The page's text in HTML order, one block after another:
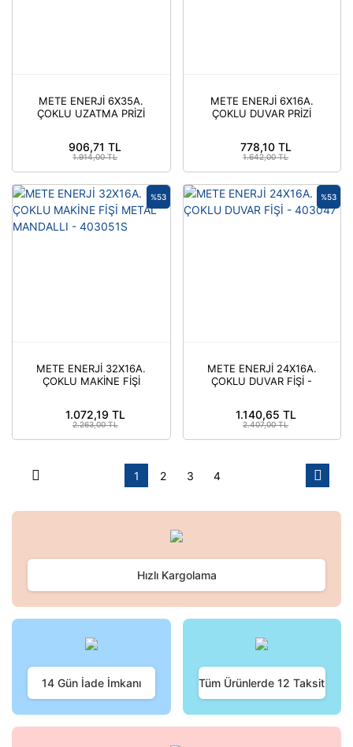
METE ENERJİ 6X35A.
ÇOKLU UZATMA PRİZİ
906,71 TL
1.914,00 TL
METE ENERJİ 6X16A.
ÇOKLU DUVAR PRİZİ
778,10 TL
1.642,00 TL
METE ENERJİ 32X16A.
ÇOKLU MAKİNE FİŞİ
%53
1.072,19 TL
2.263,00 TL
METE ENERJİ 24X16A.
ÇOKLU DUVAR FİŞİ -
%53
1.140,65 TL
2.407,00 TL
1 2 3 4
Hızlı Kargolama
14 Gün İade İmkanı Tüm Ürünlerde 12 Taksit